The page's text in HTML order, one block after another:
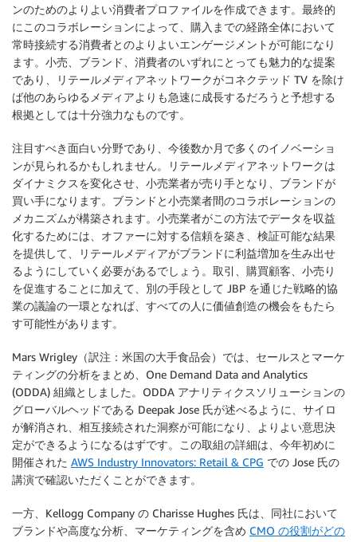
ンのためのよりよい消費者プロファイルを作成できます。最終的
にこのコラボレーションによって、購入までの経路全体において
常時接続する消費者とのよりよいエンゲージメントが可能になり
ます。小売、ブランド、消費者のいずれにとっても魅力的な提案
であり、リテールメディアネットワークがコネクテッド TV を除け
ば他のあらゆるメディアよりも急速に成長するだろうと予想する
根拠としては十分強力なものです。
注目すべき面白い分野であり、今後数か月で多くのイノベーショ
ンが見られるかもしれません。リテールメディアネットワークは
ダイナミクスを変化させ、小売業者が売り手となり、ブランドが
買い手になります。ブランドと小売業者間のコラボレーションの
メカニズムが構築されます。小売業者がこの方法でデータを収益
化するためには、オファーに対する信頼を築き、検証可能な結果
を提供して、リテールメディアがブランドに利益増加を生み出せ
るようにしていく必要があるでしょう。取引、購買顧客、小売り
を促進することに加えて、別の手段として JBP を通じた戦略的協
業の議論の一環となれば、すべての人に価値創造の機会をもたら
す可能性があります。
Mars Wrigley（訳注：米国の大手食品会）では、セールスとマーケ
ティングの分析をまとめ、One Demand Data and Analytics
(ODDA) 組織としました。ODDA アナリティクスソリューションの
グローバルヘッドである Deepak Jose 氏が述べるように、サイロ
が解消され、相互接続された洞察が可能になり、よりよい意思決
定ができるようになるはずです。この取組の詳細は、今年初めに
開催された AWS Industry Innovators: Retail & CPG での Jose 氏の
講演で確認いただくことができます。
一方、Kellogg Company の Charisse Hughes 氏は、同社において
ブランドや高度な分析、マーケティングを含め CMO の役割がどの